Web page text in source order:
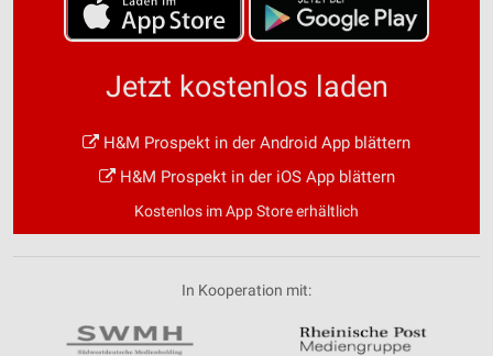
Jetzt kostenlos laden
H&M Prospekt in der Android App blättern
H&M Prospekt in der iOS App blättern
Kostenlos im App Store erhältlich
In Kooperation mit: